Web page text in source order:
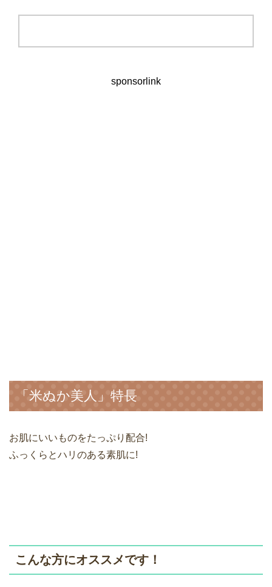
sponsorlink
「米ぬか美人」特長
お肌にいいものをたっぷり配合!
ふっくらとハリのある素肌に!
こんな方にオススメです！